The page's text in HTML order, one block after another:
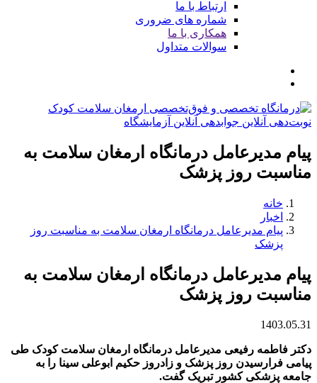
ارتباط با ما
شماره های ضروری
همکاری با ما
سوالات متداول
نوبت‌دهی آنلاین جوابدهی آنلاین آزمایشگاه
پیام مدیرعامل درمانگاه ارمغان سلامت به
مناسبت روز پزشک
خانه
اخبار
پیام مدیرعامل درمانگاه ارمغان سلامت به مناسبت روز
پزشک
پیام مدیرعامل درمانگاه ارمغان سلامت به
مناسبت روز پزشک
1403.05.31
دکتر فاطمه رفیعی مدیرعامل درمانگاه ارمغان سلامت کودک طی
پیامی فرارسیدن روز پزشک و زادروز حکیم ابوعلی سینا را به
جامعه پزشکی کشور تبریک گفت.